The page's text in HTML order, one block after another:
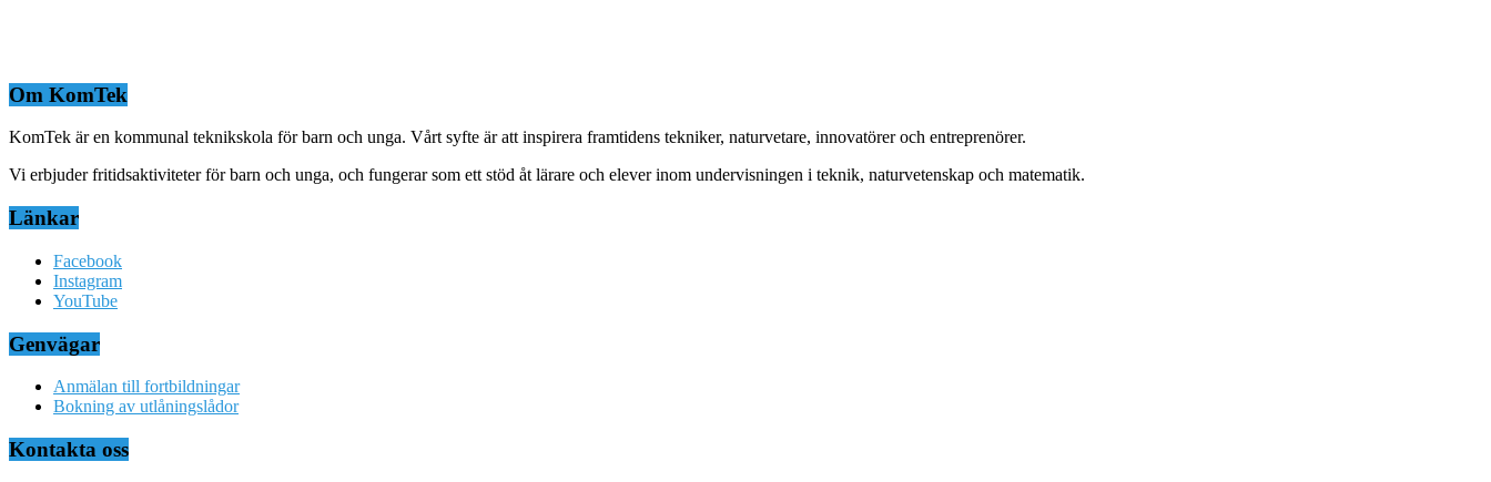
Om KomTek
KomTek är en kommunal teknikskola för barn och unga. Vårt syfte är att inspirera framtidens tekniker, naturvetare, innovatörer och entreprenörer.
Vi erbjuder fritidsaktiviteter för barn och unga, och fungerar som ett stöd åt lärare och elever inom undervisningen i teknik, naturvetenskap och matematik.
Länkar
Facebook
Instagram
YouTube
Genvägar
Anmälan till fortbildningar
Bokning av utlåningslådor
Kontakta oss